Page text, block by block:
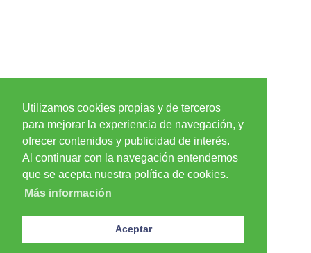
Utilizamos cookies propias y de terceros
para mejorar la experiencia de navegación, y
ofrecer contenidos y publicidad de interés.
Al continuar con la navegación entendemos
que se acepta nuestra política de cookies.
Más información
Aceptar